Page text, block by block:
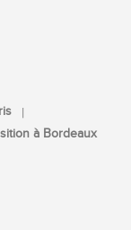
à Bordeaux